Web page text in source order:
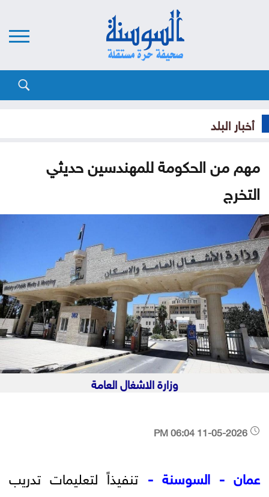
أخبار البلد
مهم من الحكومة للمهندسين حديثي
التخرج
وزارة الاشغال العامة
عمان - السوسنة - تنفيذاً لتعليمات تدريب